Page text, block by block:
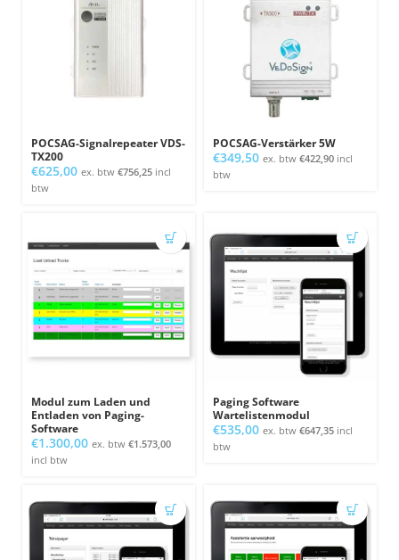
POCSAG-Signalrepeater VDS-
TX200
€625,00 ex. btw €756,25 incl
btw
POCSAG-Verstärker 5W
€349,50 ex. btw €422,90 incl
btw
Modul zum Laden und
Entladen von Paging-
Software
€1.300,00 ex. btw €1.573,00
incl btw
Paging Software
Wartelistenmodul
€535,00 ex. btw €647,35 incl
btw